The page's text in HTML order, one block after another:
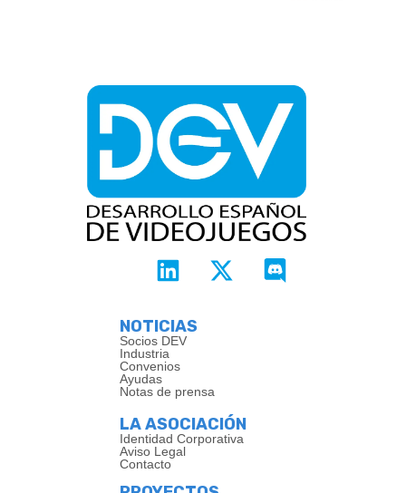
NOTICIAS
Socios DEV
Industria
Convenios
Ayudas
Notas de prensa
LA ASOCIACIÓN
Identidad Corporativa
Aviso Legal
Contacto